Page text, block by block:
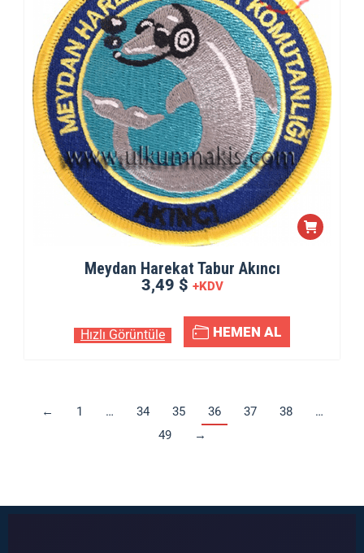
Meydan Harekat Tabur Akıncı
3,49 $ +KDV
Hızlı Görüntüle HEMEN AL
← 1 … 34 35 36 37 38
…
49
→